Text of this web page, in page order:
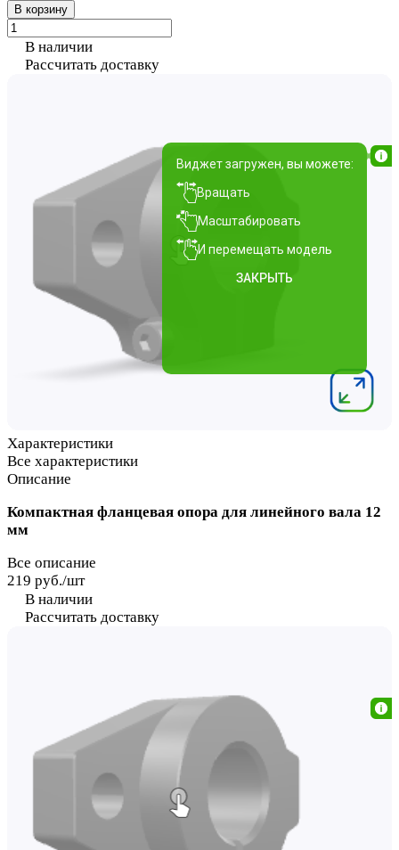
В корзину
В наличии
Рассчитать доставку
Характеристики
Все характеристики
Описание
Компактная фланцевая опора для линейного вала 12
мм
Все описание
219 руб./шт
В наличии
Рассчитать доставку